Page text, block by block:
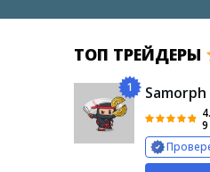
ТОП ТРЕЙДЕРЫ
1 Samorph
4.
9